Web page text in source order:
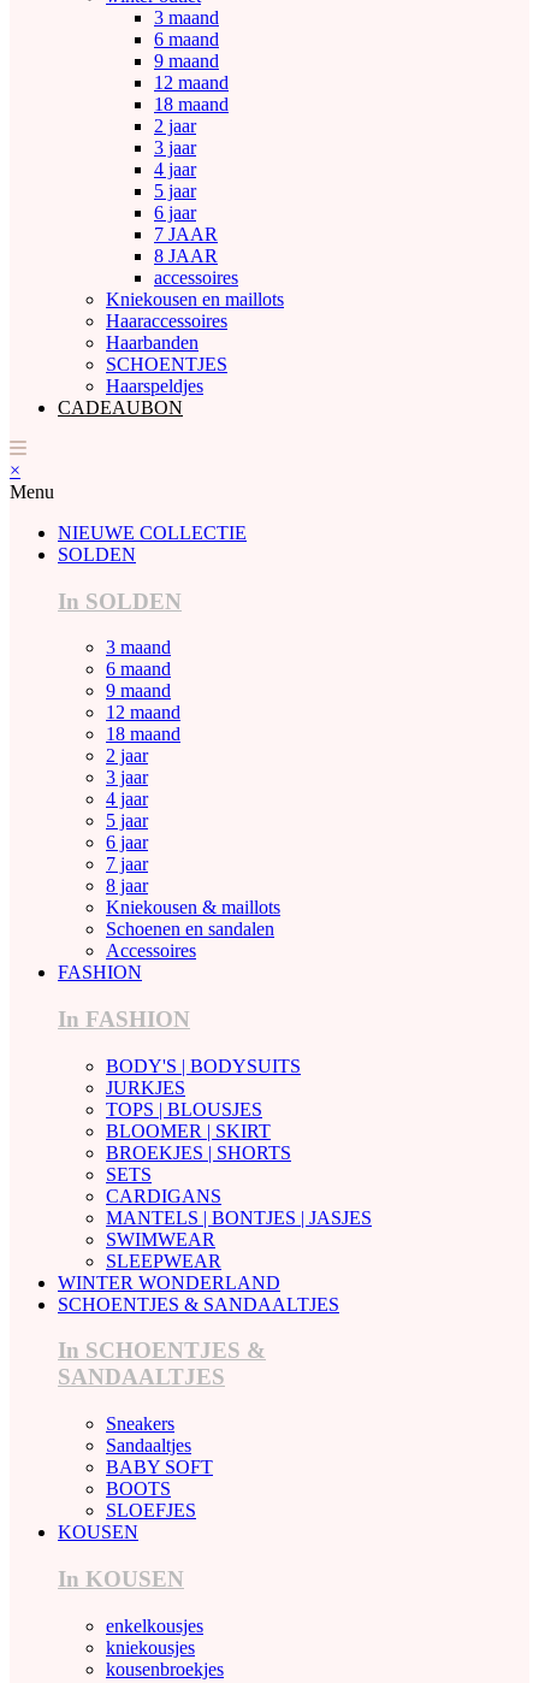
3 maand
6 maand
9 maand
12 maand
18 maand
2 jaar
3 jaar
4 jaar
5 jaar
6 jaar
7 JAAR
8 JAAR
accessoires
Kniekousen en maillots
Haaraccessoires
Haarbanden
SCHOENTJES
Haarspeldjes
CADEAUBON
×
Menu
NIEUWE COLLECTIE
SOLDEN
In SOLDEN
3 maand
6 maand
9 maand
12 maand
18 maand
2 jaar
3 jaar
4 jaar
5 jaar
6 jaar
7 jaar
8 jaar
Kniekousen & maillots
Schoenen en sandalen
Accessoires
FASHION
In FASHION
BODY'S | BODYSUITS
JURKJES
TOPS | BLOUSJES
BLOOMER | SKIRT
BROEKJES | SHORTS
SETS
CARDIGANS
MANTELS | BONTJES | JASJES
SWIMWEAR
SLEEPWEAR
WINTER WONDERLAND
SCHOENTJES & SANDAALTJES
In SCHOENTJES &
SANDAALTJES
Sneakers
Sandaaltjes
BABY SOFT
BOOTS
SLOEFJES
KOUSEN
In KOUSEN
enkelkousjes
kniekousjes
kousenbroekjes